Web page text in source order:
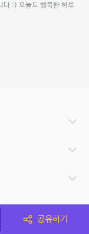
다 :) 오늘도 행복한 하루
공유하기